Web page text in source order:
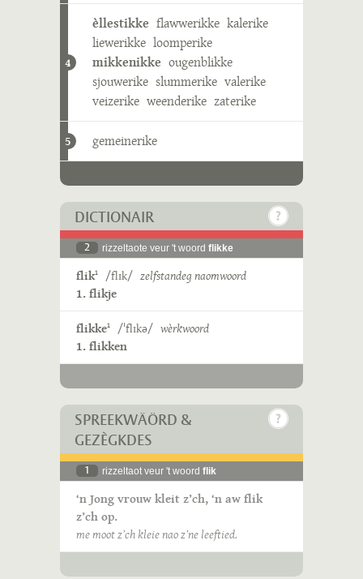
4
èllestikke flawwerikke kalerike
liewerikke loomperike
mikkenikke ougenblikke
sjouwerike slummerike valerike
veizerike weenderike zaterike
5 gemeinerike
DICTIONAIR
2 rizzeltaote veur 't woord flikke
flik1 /flɪk/ zelfstandeg naomwoord
1. flikje
flikke1 /ˈflɪkə/ wèrkwoord
1. flikken
SPREEKWÄÖRD &
GEZÈGKDES
1 rizzeltaot veur 't woord flik
‘n Jong vrouw kleit z’ch, ‘n aw flik
z’ch op.
me moot z’ch kleie nao z’ne leeftied.